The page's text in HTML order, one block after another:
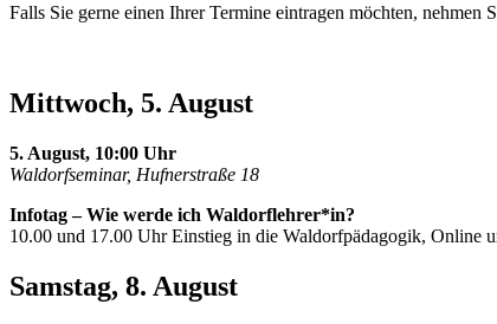
Falls Sie gerne einen Ihrer Termine eintragen möchten, nehmen
Mittwoch, 5. August
5. August, 10:00 Uhr
Waldorfseminar, Hufnerstraße 18
Infotag – Wie werde ich Waldorflehrer*in?
10.00 und 17.00 Uhr Einstieg in die Waldorfpädagogik, Online
Samstag, 8. August